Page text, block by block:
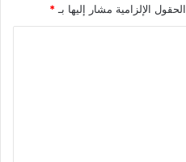
الحقول الإلزامية مشار إليها بـ *